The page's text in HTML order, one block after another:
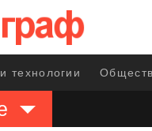
технологии